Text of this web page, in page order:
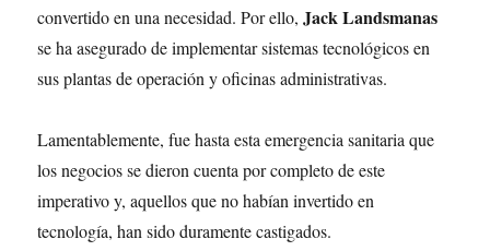
convertido en una necesidad. Por ello,Jack Landsmanas
se ha asegurado de implementar sistemas tecnológicos en
sus plantas de operación y oficinas administrativas.
Lamentablemente, fue hasta esta emergencia sanitaria que
los negocios se dieron cuenta por completo de este
imperativo y, aquellos que no habían invertido en
tecnología, han sido duramente castigados.